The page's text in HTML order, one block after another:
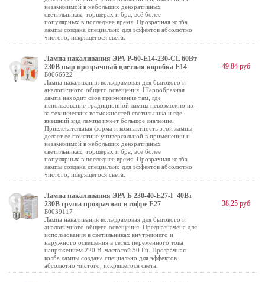
незаменимой в небольших декоративных
светильниках, торшерах и бра, всё более
популярных в последнее время. Прозрачная колба
лампы создана специально для эффектов абсолютно
чистого, искрящегося света.
Лампа накаливания ЭРА P-60-E14-230-CL 60Вт
230В шар прозрачный цветная коробка Е14
Б0066522
Лампа накаливания вольфрамовая для бытового и
аналогичного общего освещения. Шарообразная
лампа находит свое применение там, где
использование традиционной лампы невозможно из-
за технических возможностей светильника и где
внешний вид лампы имеет большое значение.
Привлекательная форма и компактность этой лампы
делает ее поистине универсальной в применении и
незаменимой в небольших декоративных
светильниках, торшерах и бра, всё более
популярных в последнее время. Прозрачная колба
лампы создана специально для эффектов абсолютно
чистого, искрящегося света.
49.84 руб
Лампа накаливания ЭРА Б 230-40-E27-Г 40Вт
230В груша прозрачная в гофре E27
Б0039117
Лампа накаливания вольфрамовая для бытового и
аналогичного общего освещения. Предназначена для
использования в светильниках внутреннего и
наружного освещения в сетях переменного тока
напряжением 220 В, частотой 50 Гц. Прозрачная
колба лампы создана специально для эффектов
абсолютно чистого, искрящегося света.
38.25 руб